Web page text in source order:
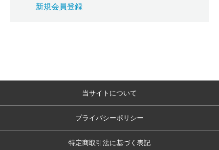
新規会員登録
当サイトについて
プライバシーポリシー
特定商取引法に基づく表記